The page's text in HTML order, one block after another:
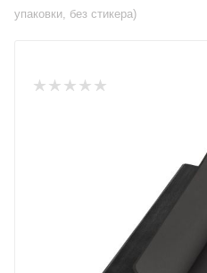
упаковки, без стикера)